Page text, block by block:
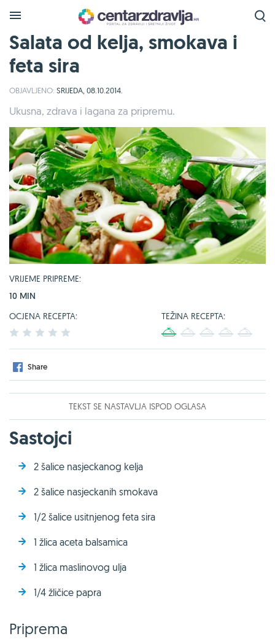
Salata od kelja, smokava i
feta sira
OBJAVLJENO: SRIJEDA, 08.10.2014.
Ukusna, zdrava i lagana za pripremu.
VRIJEME PRIPREME:
10 MIN
OCJENA RECEPTA:
2 3 4
TEŽINA RECEPTA:
4
Share
TEKST SE NASTAVLJA ISPOD OGLASA
Sastojci
2 šalice nasjeckanog kelja
2 šalice nasjeckanih smokava
1/2 šalice usitnjenog feta sira
1 žlica aceta balsamica
1 žlica maslinovog ulja
1/4 žličice papra
Priprema